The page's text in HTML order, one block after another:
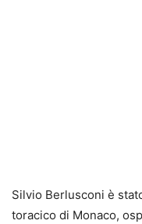
Silvio Berlusconi è
toracico di Monaco,